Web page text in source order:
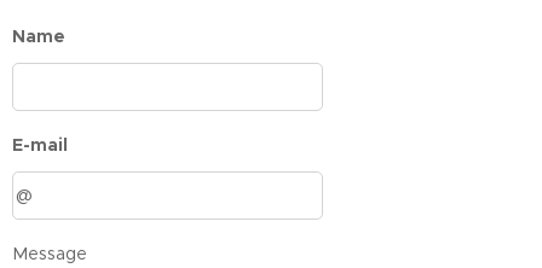
Name
E-mail
Message